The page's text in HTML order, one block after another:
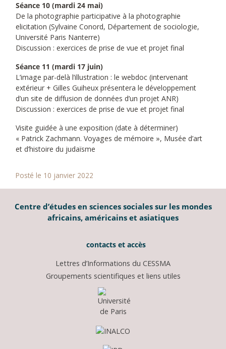
Séance 10 (mardi 24 mai)
De la photographie participative à la photographie
elicitation (Sylvaine Conord, Département de sociologie,
Université Paris Nanterre)
Discussion : exercices de prise de vue et projet final
Séance 11 (mardi 17 juin)
L’image par-delà l’illustration : le webdoc (intervenant
extérieur + Gilles Guiheux présentera le développement
d’un site de diffusion de données d’un projet ANR)
Discussion : exercices de prise de vue et projet final
Visite guidée à une exposition (date à déterminer)
« Patrick Zachmann. Voyages de mémoire », Musée d’art
et d’histoire du judaïsme
Posté le 10 janvier 2022
Centre d’études en sciences sociales sur les mondes
africains, américains et asiatiques
contacts et accès
Lettres d’Informations du CESSMA
Groupements scientifiques et liens utiles